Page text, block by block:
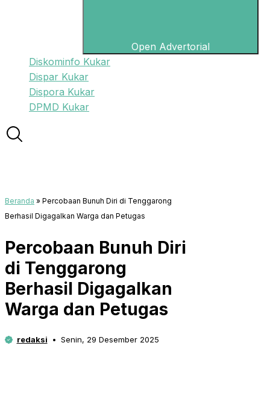
Open Advertorial
Diskominfo Kukar
Dispar Kukar
Dispora Kukar
DPMD Kukar
Beranda » Percobaan Bunuh Diri di Tenggarong
Berhasil Digagalkan Warga dan Petugas
Percobaan Bunuh Diri
di Tenggarong
Berhasil Digagalkan
Warga dan Petugas
redaksi Senin, 29 Desember 2025